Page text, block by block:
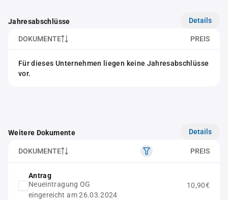
Jahresabschlüsse Details
DOKUMENTE PREIS
Für dieses Unternehmen liegen keine Jahresabschlüsse
vor.
Weitere Dokumente Details
DOKUMENTE PREIS
Antrag
Neueintragung OG
eingereicht am 26.03.2024
10,90€